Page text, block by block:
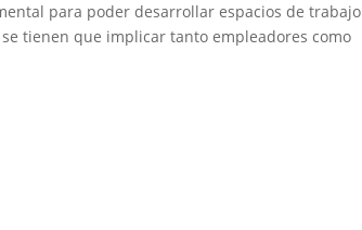
para poder desarrollar espacios de
tienen que implicar tanto empleadores como